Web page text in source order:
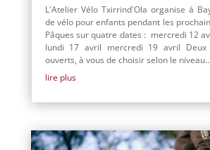
L'Atelier Vélo Txirrind'Ola organise à
de vélo pour enfants pendant les
Pâques sur quatre dates : mercredi 12
lundi 17 avril mercredi 19 avril Deux
ouverts, à vous de choisir selon le
lire plus